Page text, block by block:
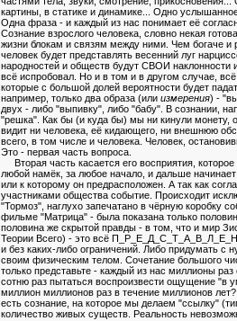
картины, в статике и динамике... Одно
Одна фраза - и каждый из нас понимает её
Сознание взрослого человека, словно некая
жизни блокам и связям между ними. Чем богаче и
человек будет представлять весенний луг
народностей и обществ будут СВОИ наклонности
всё испробовал. Но и в том и в другом случае,
которые с большой долей вероятности будет
например, только два образа (или измерения) -
двух - либо "выпивку", либо "бабу". В сознании,
"решка". Как бы (и куда бы) мы ни кинули монету,
видит ни человека, её кидающего, ни внешнюю
всего, в том числе и человека. Человек,
Это - первая часть вопроса.
Вторая часть касается его восприятия,
любой намёк, за любое начало, и дальше
или к которому он предрасположен. А так как
участниками общества событие. Происходит
"Тормоз", наглухо запечатано в чёрную коробку
фильме "Матрица" - была показана только
половина же скрытой правды - в том, что и мир
Теории Всего) - это всё
и без каких-либо ограничений. Либо придумать
своим физическим телом. Сочетание большого
только представьте - каждый из нас миллионы
сотню раз пытаться воспроизвести ощущение "в
миллион миллионов раз в течение миллионов
есть сознание, на которое мы делаем "ссылку"
количество живых существ. Реальность